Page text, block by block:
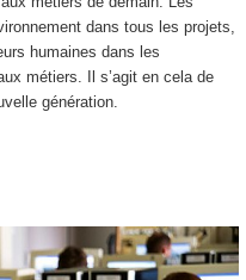
dans tous les projets,
humaines dans les
métiers. Il s’agit en cela de
génération.